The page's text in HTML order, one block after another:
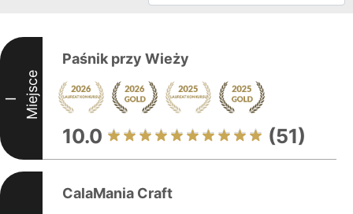
I Miejsce
Paśnik przy Wieży
10.0 (51)
CalaMania Craft